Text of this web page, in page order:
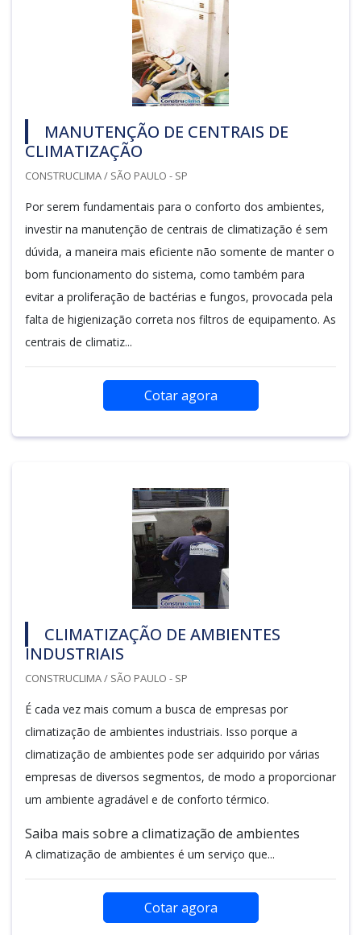
MANUTENÇÃO DE CENTRAIS DE
CLIMATIZAÇÃO
CONSTRUCLIMA / SÃO PAULO - SP
Por serem fundamentais para o conforto dos ambientes,
investir na manutenção de centrais de climatização é sem
dúvida, a maneira mais eficiente não somente de manter o
bom funcionamento do sistema, como também para
evitar a proliferação de bactérias e fungos, provocada pela
falta de higienização correta nos filtros de equipamento. As
centrais de climatiz...
Cotar agora
CLIMATIZAÇÃO DE AMBIENTES
INDUSTRIAIS
CONSTRUCLIMA / SÃO PAULO - SP
É cada vez mais comum a busca de empresas por
climatização de ambientes industriais. Isso porque a
climatização de ambientes pode ser adquirido por várias
empresas de diversos segmentos, de modo a proporcionar
um ambiente agradável e de conforto térmico.
Saiba mais sobre a climatização de ambientes
A climatização de ambientes é um serviço que...
Cotar agora